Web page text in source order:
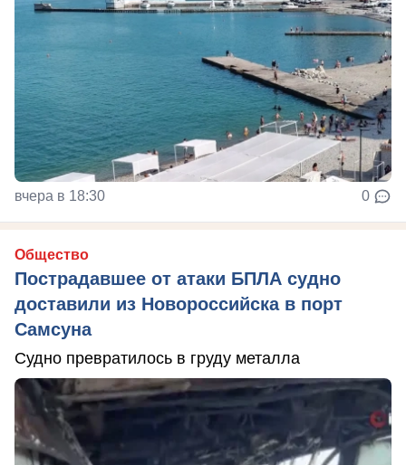
вчера в 18:30 0
Общество
Пострадавшее от атаки БПЛА судно
доставили из Новороссийска в порт
Самсуна
Судно превратилось в груду металла